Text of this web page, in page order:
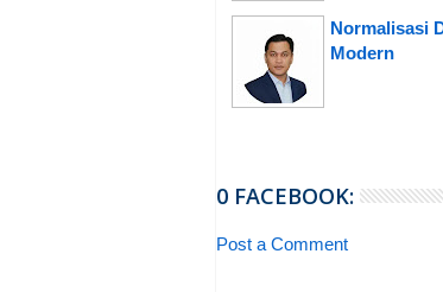
Normalisasi
Modern
0 FACEBOOK:
Post a Comment